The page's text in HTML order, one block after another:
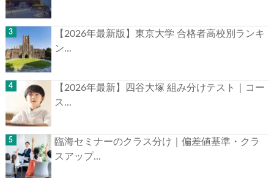
【2026年最新版】東京大学 合格者高校別ランキ
ン...
【2026年最新】四谷大塚 組み分けテスト｜コー
ス...
臨海セミナーのクラス分け｜偏差値基準・クラ
スアップ...